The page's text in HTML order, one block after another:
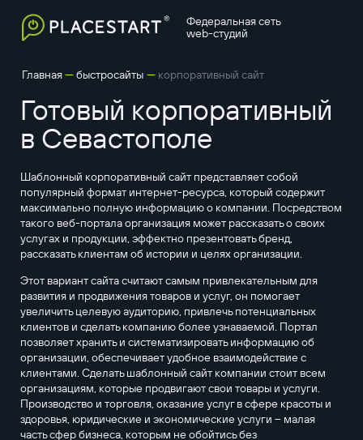
Федеральная сеть
web-студий
Главная—быстросайты — корпоративный сайт
Готовый корпоративный
в Севастополе
Шаблонный корпоративный сайт представляет собой
популярный формат интернет-ресурса, который содержит
максимально полную информацию о компании. Посредством
такого веб-портала организация может рассказать о своих
услугах и продукции, эффектно презентовать бренд,
рассказать клиентам об истории и целях организации.
Этот вариант сайта считают самым привлекательным для
развития и продвижения товаров и услуг, он помогает
увеличить целевую аудиторию, привлечь потенциальных
клиентов и сделать компанию более узнаваемой. Портал
позволяет хранить и систематизировать информацию об
организации, обеспечивает удобное взаимодействие с
клиентами. Сделать шаблонный сайт компании стоит всем
организациям, которые продвигают свои товары и услуги.
Производство и торговля, оказание услуг в сфере красоты и
здоровья, юридические и экономические услуги – малая
часть сфер бизнеса, которым не обойтись без